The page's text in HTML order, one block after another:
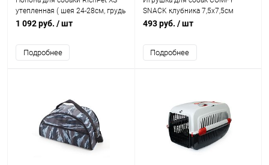
утепленная ( шея 24-28см, грудь
33-37см, длина спины 33см),
1 092 руб. / шт
Подробнее
SNACK клубника 7,5х7,5см
493 руб. / шт
Подробнее